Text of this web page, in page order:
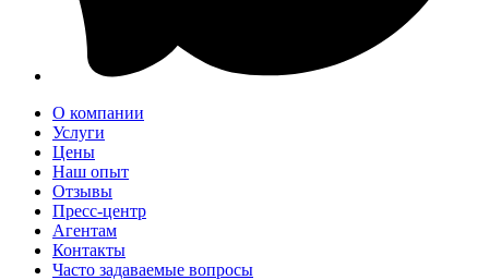
О компании
Услуги
Цены
Наш опыт
Отзывы
Пресс-центр
Агентам
Контакты
Часто задаваемые вопросы